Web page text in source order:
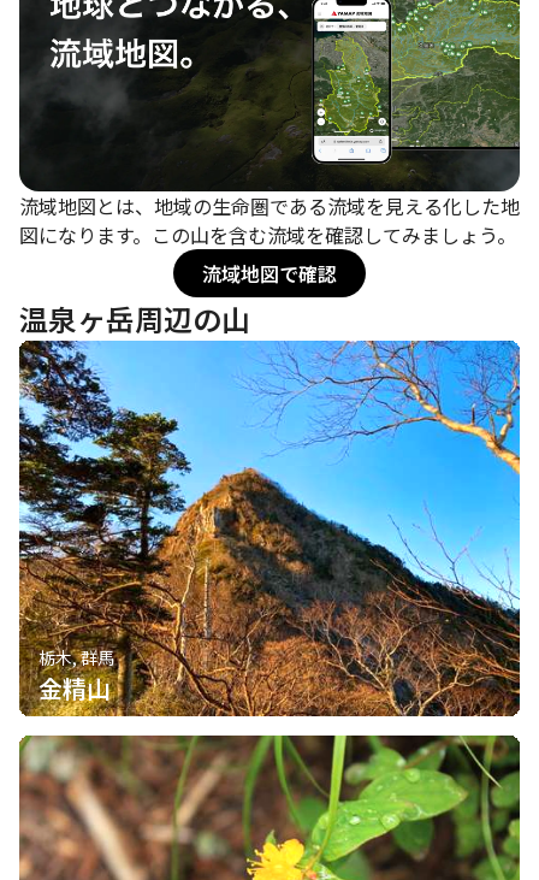
流域地図とは、地域の生命圏である流域を見える化した地
図になります。この山を含む流域を確認してみましょう。
流域地図で確認
温泉ヶ岳周辺の山
栃木, 群馬
金精山